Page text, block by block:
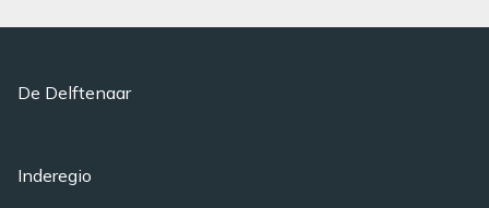
De Delftenaar
Inderegio